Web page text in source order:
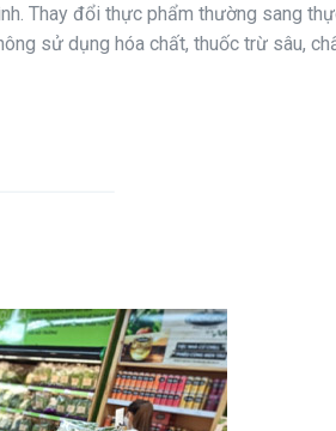
Thay đổi thực phẩm thường sang
sử dụng hóa chất, thuốc trừ sâu,